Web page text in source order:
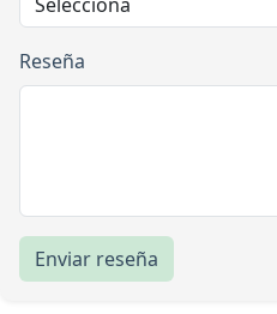
Reseña
Enviar reseña